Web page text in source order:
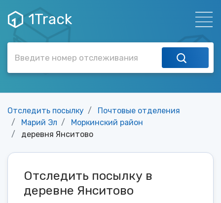
1Track
Отследить посылку
Почтовые отделения
Марий Эл
Моркинский район
деревня Янситово
Отследить посылку в
деревне Янситово